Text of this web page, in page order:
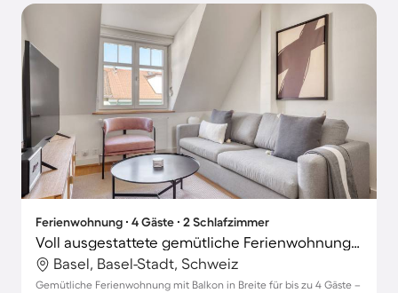
Ferienwohnung ∙ 4 Gäste ∙ 2 Schlafzimmer
Voll ausgestattete gemütliche Ferienwohnung | Haustiere erlaubt
Basel, Basel-Stadt, Schweiz
Gemütliche Ferienwohnung mit Balkon in Breite für bis zu 4 Gäste –